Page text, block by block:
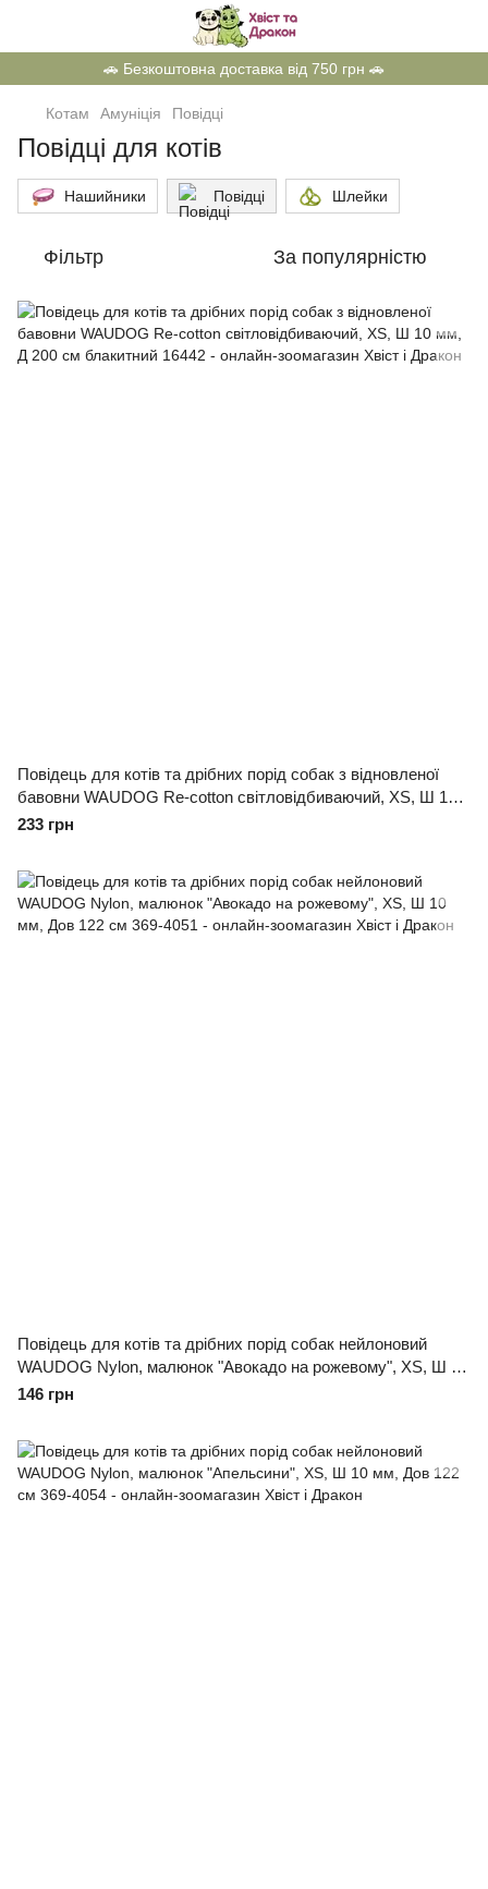
🚗 Безкоштовна доставка від 750 грн 🚗
Котам Амуніція Повідці
Повідці для котів
Нашийники Повідці Шлейки
Фільтр За популярністю
Повідець для котів та дрібних порід собак з відновленої
бавовни WAUDOG Re-cotton світловідбиваючий, XS, Ш 10
мм, Д 200 см блакитний
233 грн
Повідець для котів та дрібних порід собак нейлоновий
WAUDOG Nylon, малюнок "Авокадо на рожевому", XS, Ш 10
мм, Дов 122 см
146 грн